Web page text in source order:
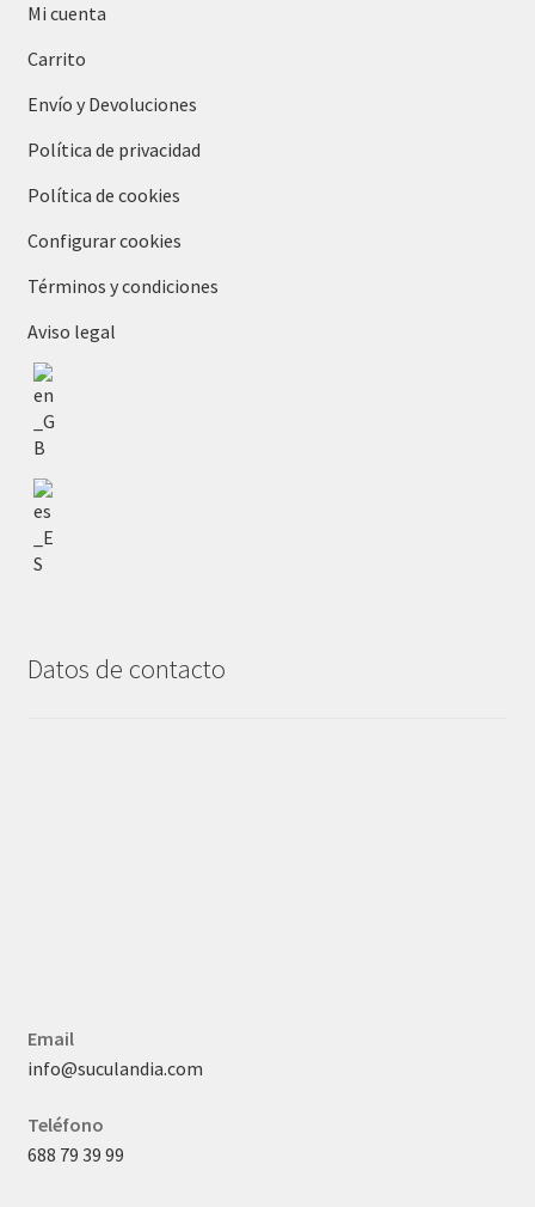
Mi cuenta
Carrito
Envío y Devoluciones
Política de privacidad
Política de cookies
Configurar cookies
Términos y condiciones
Aviso legal
Datos de contacto
Email
info@suculandia.com
Teléfono
688 79 39 99